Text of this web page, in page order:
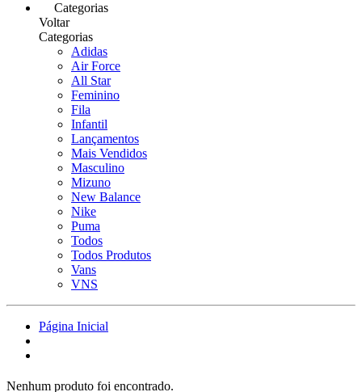
Categorias
Voltar
Categorias
Adidas
Air Force
All Star
Feminino
Fila
Infantil
Lançamentos
Mais Vendidos
Masculino
Mizuno
New Balance
Nike
Puma
Todos
Todos Produtos
Vans
VNS
Página Inicial
Nenhum produto foi encontrado.